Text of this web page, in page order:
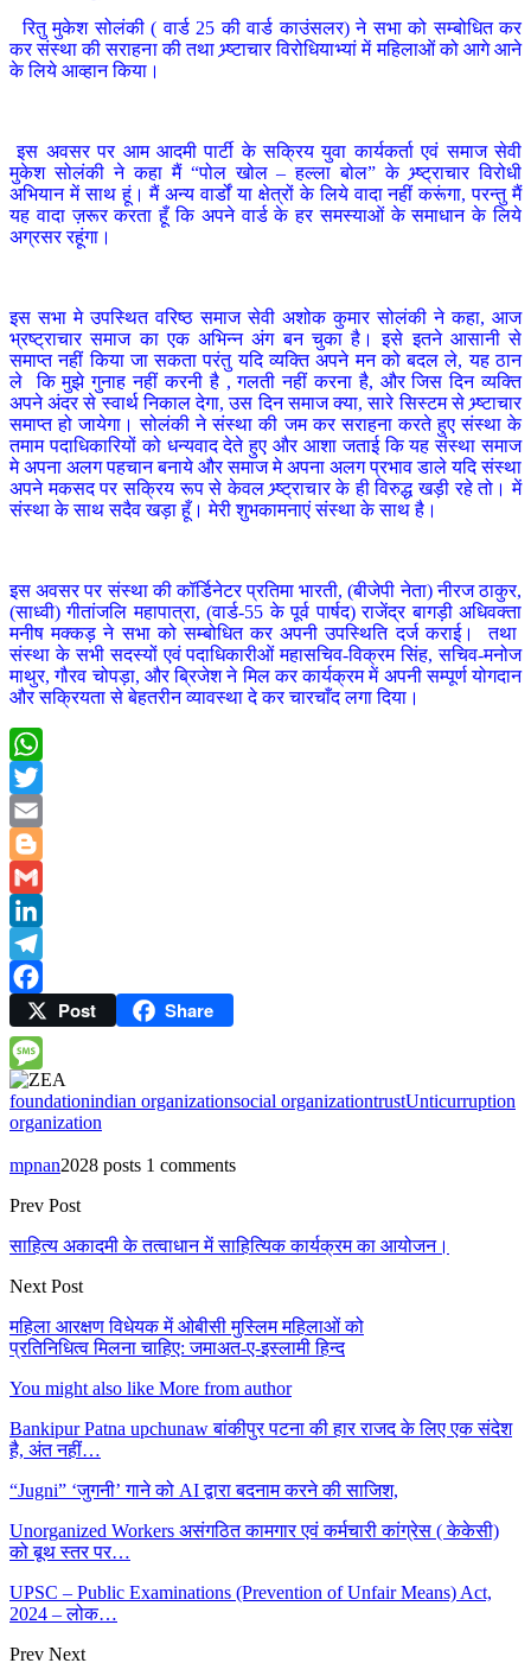
रितु मुकेश सोलंकी ( वार्ड 25 की वार्ड काउंसलर) ने सभा को सम्बोधित कर
कर संस्था की सराहना की तथा भ्र्ष्टाचार विरोधियाभ्यां में महिलाओं को आगे आने
के लिये आव्हान किया।
इस अवसर पर आम आदमी पार्टी के सक्रिय युवा कार्यकर्ता एवं समाज सेवी
मुकेश सोलंकी ने कहा मैं “पोल खोल – हल्ला बोल” के भ्र्ष्ट्राचार विरोधी
अभियान में साथ हूं। मैं अन्य वार्डों या क्षेत्रों के लिये वादा नहीं करूंगा, परन्तु मैं
यह वादा ज़रूर करता हूँ कि अपने वार्ड के हर समस्याओं के समाधान के लिये
अग्रसर रहूंगा।
इस सभा मे उपस्थित वरिष्ठ समाज सेवी अशोक कुमार सोलंकी ने कहा, आज
भ्रष्ट्राचार समाज का एक अभिन्न अंग बन चुका है। इसे इतने आसानी से
समाप्त नहीं किया जा सकता परंतु यदि व्यक्ति अपने मन को बदल ले, यह ठान
ले कि मुझे गुनाह नहीं करनी है , गलती नहीं करना है, और जिस दिन व्यक्ति
अपने अंदर से स्वार्थ निकाल देगा, उस दिन समाज क्या, सारे सिस्टम से भ्र्ष्टाचार
समाप्त हो जायेगा। सोलंकी ने संस्था की जम कर सराहना करते हुए संस्था के
तमाम पदाधिकारियों को धन्यवाद देते हुए और आशा जताई कि यह संस्था समाज
मे अपना अलग पहचान बनाये और समाज मे अपना अलग प्रभाव डाले यदि संस्था
अपने मकसद पर सक्रिय रूप से केवल भ्र्ष्ट्राचार के ही विरुद्ध खड़ी रहे तो। में
संस्था के साथ सदैव खड़ा हूँ। मेरी शुभकामनाएं संस्था के साथ है।
इस अवसर पर संस्था की कॉर्डिनेटर प्रतिमा भारती, (बीजेपी नेता) नीरज ठाकुर,
(साध्वी) गीतांजलि महापात्रा, (वार्ड-55 के पूर्व पार्षद) राजेंद्र बागड़ी अधिवक्ता
मनीष मक्कड़ ने सभा को सम्बोधित कर अपनी उपस्थिति दर्ज कराई। तथा
संस्था के सभी सदस्यों एवं पदाधिकारीओं महासचिव-विक्रम सिंह, सचिव-मनोज
माथुर, गौरव चोपड़ा, और ब्रिजेश ने मिल कर कार्यक्रम में अपनी सम्पूर्ण योगदान
और सक्रियता से बेहतरीन व्यावस्था दे कर चारचाँद लगा दिया।
WhatsApp
Twitter
Email
Blogger
Gmail
LinkedIn
Telegram
Facebook
Post Share
Message
foundationindian organizationsocial organizationtrustUnticurruption
organization
mpnan2028 posts 1 comments
Prev Post
साहित्य अकादमी के तत्वाधान में साहित्यिक कार्यक्रम का आयोजन।
Next Post
महिला आरक्षण विधेयक में ओबीसी मुस्लिम महिलाओं को
प्रतिनिधित्व मिलना चाहिए: जमाअत-ए-इस्लामी हिन्द
You might also like More from author
Bankipur Patna upchunaw बांकीपुर पटना की हार राजद के लिए एक संदेश
है, अंत नहीं…
“Jugni” ‘जुगनी’ गाने को AI द्वारा बदनाम करने की साजिश,
Unorganized Workers असंगठित कामगार एवं कर्मचारी कांग्रेस ( केकेसी)
को बूथ स्तर पर…
UPSC – Public Examinations (Prevention of Unfair Means) Act,
2024 – लोक…
Prev Next